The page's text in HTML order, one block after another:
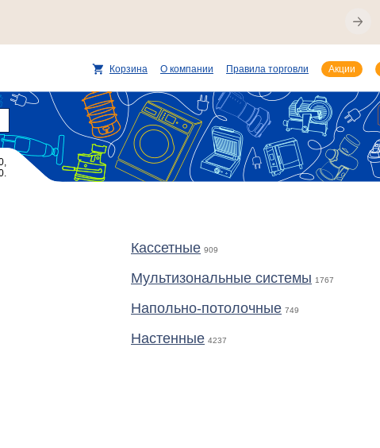
Кассетные 909
Мультизональные системы 1767
Напольно-потолочные 749
Настенные 4237
Корзина О компании Правила торговли Акции